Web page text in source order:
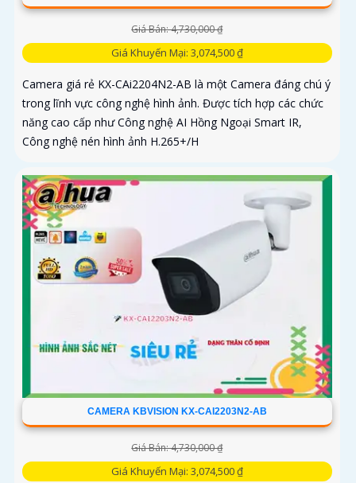
Giá Bán: 4,730,000 ₫
Giá Khuyến Mại: 3,074,500 ₫
Camera giá rẻ KX-CAi2204N2-AB là một Camera đáng chú ý
trong lĩnh vực công nghệ hình ảnh. Được tích hợp các chức
năng cao cấp như Công nghệ AI Hồng Ngoại Smart IR,
Công nghệ nén hình ảnh H.265+/H
CAMERA KBVISION KX-CAI2203N2-AB
Giá Bán: 4,730,000 ₫
Giá Khuyến Mại: 3,074,500 ₫